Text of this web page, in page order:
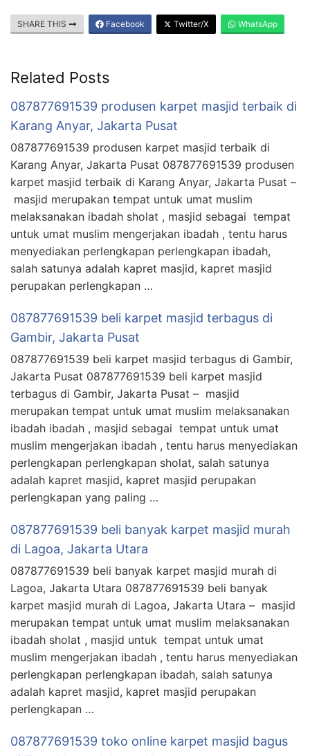
SHARE THIS Facebook Twitter/X WhatsApp
Related Posts
087877691539 produsen karpet masjid terbaik di
Karang Anyar, Jakarta Pusat
087877691539 produsen karpet masjid terbaik di
Karang Anyar, Jakarta Pusat 087877691539 produsen
karpet masjid terbaik di Karang Anyar, Jakarta Pusat –
masjid merupakan tempat untuk umat muslim
melaksanakan ibadah sholat , masjid sebagai tempat
untuk umat muslim mengerjakan ibadah , tentu harus
menyediakan perlengkapan perlengkapan ibadah,
salah satunya adalah kapret masjid, kapret masjid
perupakan perlengkapan …
087877691539 beli karpet masjid terbagus di
Gambir, Jakarta Pusat
087877691539 beli karpet masjid terbagus di Gambir,
Jakarta Pusat 087877691539 beli karpet masjid
terbagus di Gambir, Jakarta Pusat – masjid
merupakan tempat untuk umat muslim melaksanakan
ibadah ibadah , masjid sebagai tempat untuk umat
muslim mengerjakan ibadah , tentu harus menyediakan
perlengkapan perlengkapan sholat, salah satunya
adalah kapret masjid, kapret masjid perupakan
perlengkapan yang paling …
087877691539 beli banyak karpet masjid murah
di Lagoa, Jakarta Utara
087877691539 beli banyak karpet masjid murah di
Lagoa, Jakarta Utara 087877691539 beli banyak
karpet masjid murah di Lagoa, Jakarta Utara – masjid
merupakan tempat untuk umat muslim melaksanakan
ibadah sholat , masjid untuk tempat untuk umat
muslim mengerjakan ibadah , tentu harus menyediakan
perlengkapan perlengkapan ibadah, salah satunya
adalah kapret masjid, kapret masjid perupakan
perlengkapan …
087877691539 toko online karpet masjid bagus